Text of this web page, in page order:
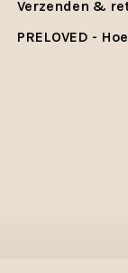
Verzenden &
PRELOVED -